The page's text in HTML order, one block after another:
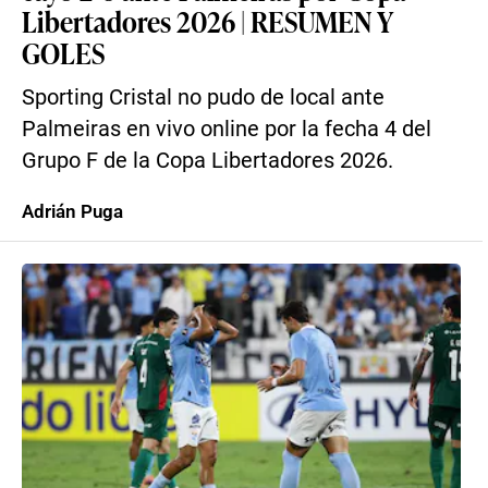
Libertadores 2026 | RESUMEN Y
GOLES
Sporting Cristal no pudo de local ante
Palmeiras en vivo online por la fecha 4 del
Grupo F de la Copa Libertadores 2026.
Adrián Puga